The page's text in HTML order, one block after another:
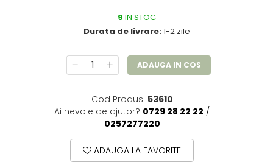
9 IN STOC
Durata de livrare:1-2 zile
ADAUGA IN COS
Cod Produs: 53610
Ai nevoie de ajutor? 0729 28 22 22 /
0257277220
ADAUGA LA FAVORITE